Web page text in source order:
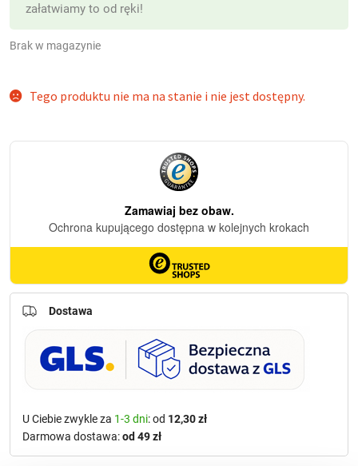
Brak w magazynie
załatwiamy to od ręki!
Dostawa
U Ciebie zwykle za 1-3 dni: od 12,30 zł
Darmowa dostawa:od 49 zł
Tego produktu nie ma na stanie i nie jest dostępny.